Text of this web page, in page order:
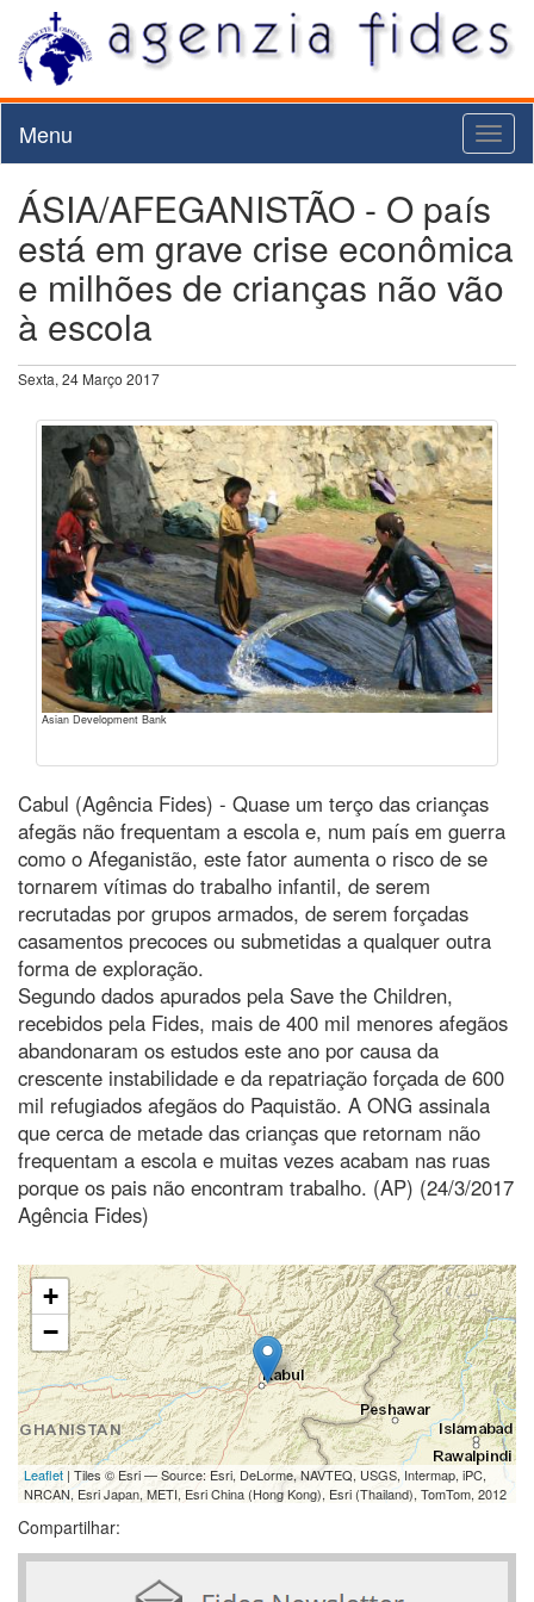
Menu
ÁSIA/AFEGANISTÃO - O país
está em grave crise econômica
e milhões de crianças não vão
à escola
Sexta, 24 Março 2017
Asian Development Bank
Cabul (Agência Fides) - Quase um terço das crianças
afegãs não frequentam a escola e, num país em guerra
como o Afeganistão, este fator aumenta o risco de se
tornarem vítimas do trabalho infantil, de serem
recrutadas por grupos armados, de serem forçadas
casamentos precoces ou submetidas a qualquer outra
forma de exploração.
Segundo dados apurados pela Save the Children,
recebidos pela Fides, mais de 400 mil menores afegãos
abandonaram os estudos este ano por causa da
crescente instabilidade e da repatriação forçada de 600
mil refugiados afegãos do Paquistão. A ONG assinala
que cerca de metade das crianças que retornam não
frequentam a escola e muitas vezes acabam nas ruas
porque os pais não encontram trabalho. (AP) (24/3/2017
Agência Fides)
+
−
Leaflet | Tiles © Esri — Source: Esri, DeLorme, NAVTEQ, USGS, Intermap, iPC,
NRCAN, Esri Japan, METI, Esri China (Hong Kong), Esri (Thailand), TomTom, 2012
Compartilhar: